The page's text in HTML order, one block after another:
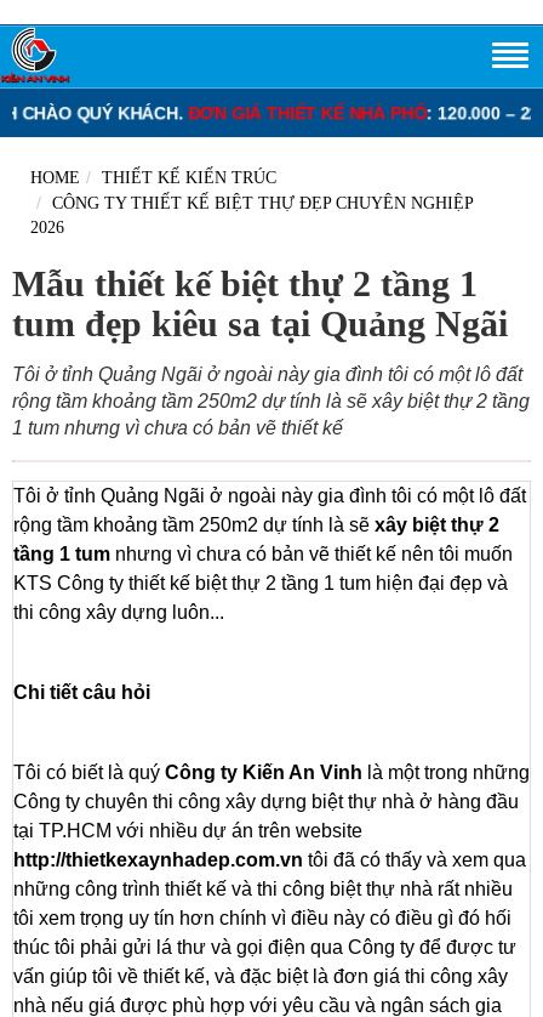
ĐƠN GIÁ THIẾT KẾ NHÀ PHỐ: 120.000 – 220.000 VNĐ/M2.
HOME
THIẾT KẾ KIẾN TRÚC
CÔNG TY THIẾT KẾ BIỆT THỰ ĐẸP CHUYÊN NGHIỆP
2026
Mẫu thiết kế biệt thự 2 tầng 1
tum đẹp kiêu sa tại Quảng Ngãi
Tôi ở tỉnh Quảng Ngãi ở ngoài này gia đình tôi có một lô đất
rộng tầm khoảng tầm 250m2 dự tính là sẽ xây biệt thự 2 tầng
1 tum nhưng vì chưa có bản vẽ thiết kế
Tôi ở tỉnh Quảng Ngãi ở ngoài này gia đình tôi có một lô đất
rộng tầm khoảng tầm 250m2 dự tính là sẽ xây biệt thự 2
tầng 1 tum nhưng vì chưa có bản vẽ thiết kế nên tôi muốn
KTS Công ty thiết kế biệt thự 2 tầng 1 tum hiện đại đẹp và
thi công xây dựng luôn...
Chi tiết câu hỏi
Tôi có biết là quý Công ty Kiến An Vinh là một trong những
Công ty chuyên thi công xây dựng biệt thự nhà ở hàng đầu
tại TP.HCM với nhiều dự án trên website
http://thietkexaynhadep.com.vn tôi đã có thấy và xem qua
những công trình thiết kế và thi công biệt thự nhà rất nhiều
tôi xem trọng uy tín hơn chính vì điều này có điều gì đó hối
thúc tôi phải gửi lá thư và gọi điện qua Công ty để được tư
vấn giúp tôi về thiết kế, và đặc biệt là đơn giá thi công xây
nhà nếu giá được phù hợp với yêu cầu và ngân sách gia